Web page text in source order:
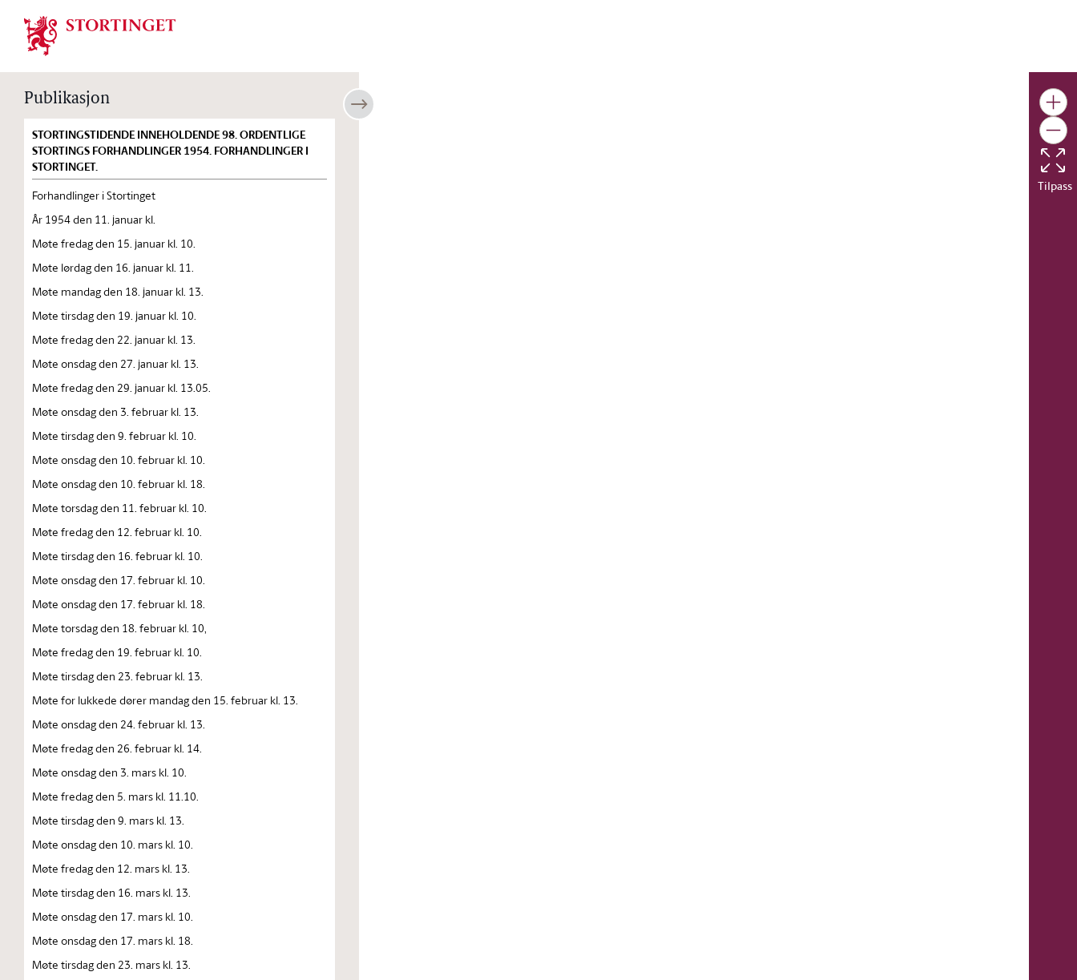
Stortinget.no
Publikasjon
STORTINGSTIDENDE INNEHOLDENDE 98. ORDENTLIGE
STORTINGS FORHANDLINGER 1954. FORHANDLINGER I
STORTINGET.
Forhandlinger i Stortinget
År 1954 den 11. januar kl.
Møte fredag den 15. januar kl. 10.
Møte lørdag den 16. januar kl. 11.
Møte mandag den 18. januar kl. 13.
Møte tirsdag den 19. januar kl. 10.
Møte fredag den 22. januar kl. 13.
Møte onsdag den 27. januar kl. 13.
Møte fredag den 29. januar kl. 13.05.
Møte onsdag den 3. februar kl. 13.
Møte tirsdag den 9. februar kl. 10.
Møte onsdag den 10. februar kl. 10.
Møte onsdag den 10. februar kl. 18.
Møte torsdag den 11. februar kl. 10.
Møte fredag den 12. februar kl. 10.
Møte tirsdag den 16. februar kl. 10.
Møte onsdag den 17. februar kl. 10.
Møte onsdag den 17. februar kl. 18.
Møte torsdag den 18. februar kl. 10,
Møte fredag den 19. februar kl. 10.
Møte tirsdag den 23. februar kl. 13.
Møte for lukkede dører mandag den 15. februar kl. 13.
Møte onsdag den 24. februar kl. 13.
Møte fredag den 26. februar kl. 14.
Møte onsdag den 3. mars kl. 10.
Møte fredag den 5. mars kl. 11.10.
Møte tirsdag den 9. mars kl. 13.
Møte onsdag den 10. mars kl. 10.
Møte fredag den 12. mars kl. 13.
Møte tirsdag den 16. mars kl. 13.
Møte onsdag den 17. mars kl. 10.
Møte onsdag den 17. mars kl. 18.
Møte tirsdag den 23. mars kl. 13.